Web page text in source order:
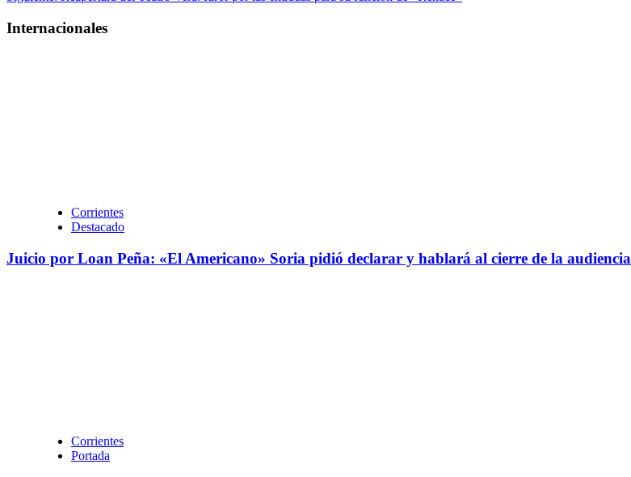
de
entradas
Internacionales
Corrientes
Destacado
Juicio por Loan Peña: «El Americano» Soria pidió declarar y hablará al cierre de la audiencia
Corrientes
Portada